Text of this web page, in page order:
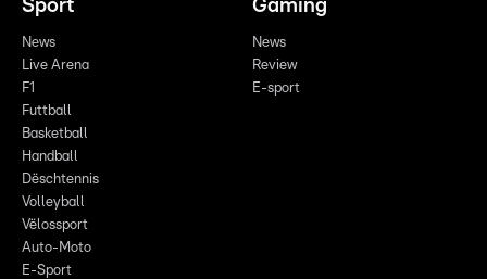
Sport
News
Live Arena
F1
Futtball
Basketball
Handball
Dëschtennis
Volleyball
Vëlossport
Auto-Moto
E-Sport
Gaming
News
Review
E-sport